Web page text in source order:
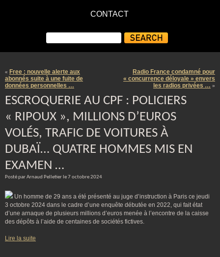
CONTACT
« Free : nouvelle alerte aux
abonnés suite à une fuite de
données personnelles …
Radio France condamné pour
« concurrence déloyale » envers
les radios privées … »
ESCROQUERIE AU CPF : POLICIERS
« RIPOUX », MILLIONS D’EUROS
VOLÉS, TRAFIC DE VOITURES À
DUBAÏ… QUATRE HOMMES MIS EN
EXAMEN …
Posté par Arnaud Pelletier le 7 octobre 2024
Un homme de 29 ans a été présenté au juge d’instruction à Paris ce jeudi
3 octobre 2024 dans le cadre d’une enquête débutée en 2022, qui fait état
d’une arnaque de plusieurs millions d’euros menée à l’encontre de la caisse
des dépôts à l’aide de centaines de sociétés fictives.
Lire la suite